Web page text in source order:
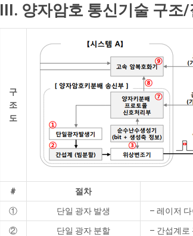
III. 양자암호 통신기술 구조
구
조
도
# 절차
① 단일 광자 발생 – 레이저
② 단일 광자 분할 – 간섭계로